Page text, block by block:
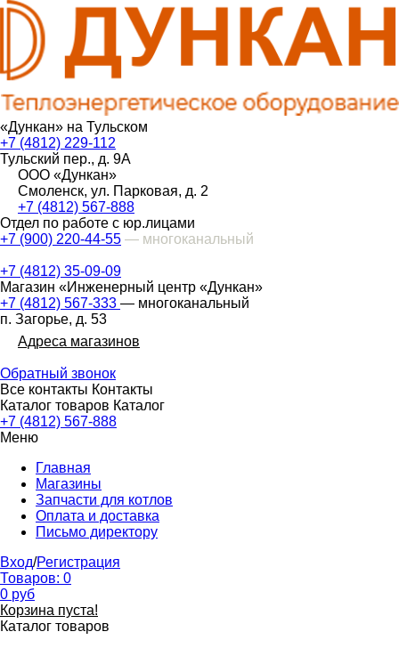
«Дункан» на Тульском
+7 (4812) 229-112
Тульский пер., д. 9А
ООО «Дункан»
Смоленск, ул. Парковая, д. 2
+7 (4812) 567-888
Отдел по работе с юр.лицами
+7 (900) 220-44-55 — многоканальный
+7 (4812) 35-09-09
Магазин «Инженерный центр «Дункан»
+7 (4812) 567-333 — многоканальный
п. Загорье, д. 53
Адреса магазинов
Обратный звонок
Все контакты Контакты
Каталог товаров Каталог
+7 (4812) 567-888
Меню
Главная
Магазины
Запчасти для котлов
Оплата и доставка
Письмо директору
Вход/Регистрация
Товаров: 0
0 руб
Корзина пуста!
Каталог товаров